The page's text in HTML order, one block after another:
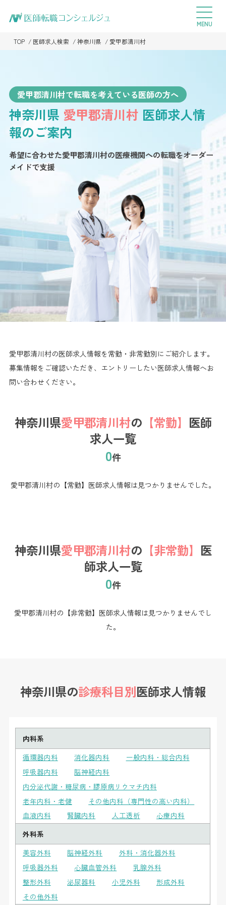
TOP 医師求人検索 神奈川県 愛甲郡清川村
愛甲郡清川村で転職を考えている医師の方へ
神奈川県 愛甲郡清川村 医師求人情
報のご案内
希望に合わせた愛甲郡清川村の医療機関への転職をオーダー
メイドで支援
愛甲郡清川村の医師求人情報を常勤・非常勤別にご紹介します。
募集情報をご確認いただき、エントリーしたい医師求人情報へお
問い合わせください。
神奈川県愛甲郡清川村の 【常勤】 医師
求人一覧
0件
愛甲郡清川村の【常勤】医師求人情報は見つかりませんでした。
神奈川県愛甲郡清川村の 【非常勤】 医
師求人一覧
0件
愛甲郡清川村の【非常勤】医師求人情報は見つかりませんでし
た。
神奈川県の診療科目別医師求人情報
内科系
循環器内科
消化器内科
一般内科・総合内科
呼吸器内科
脳神経内科
内分泌代謝・糖尿病・膠原病リウマチ内科
老年内科・老健
その他内科（専門性の高い内科）
血液内科
腎臓内科 人工透析
心療内科
外科系
美容外科
脳神経外科
外科・消化器外科
呼吸器外科
心臓血管外科
乳腺外科
整形外科
泌尿器科 小児外科
形成外科
その他外科